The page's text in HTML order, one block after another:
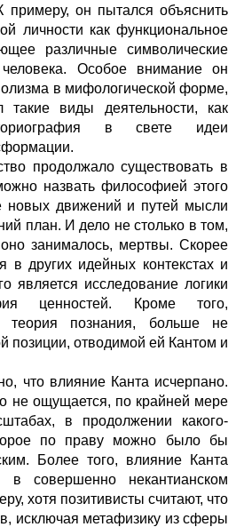
примеру, он пытался объяснить
личности как функциональное
различные символические
Особое внимание он
в мифологической форме,
такие виды деятельности, как
в свете идеи
продолжало существовать в
назвать философией этого
новых движений и путей мысли
план. И дело не столько в том,
занималось, мертвы. Скорее
в других идейных контекстах и
является исследование логики
ценностей. Кроме того,
теория познания, больше не
позиции, отводимой ей Кантом и
что влияние Канта исчерпано.
не ощущается, по крайней мере
в продолжении какого-
по праву можно было бы
Более того, влияние Канта
в совершенно некантианском
хотя позитивисты считают, что
исключая метафизику из сферы